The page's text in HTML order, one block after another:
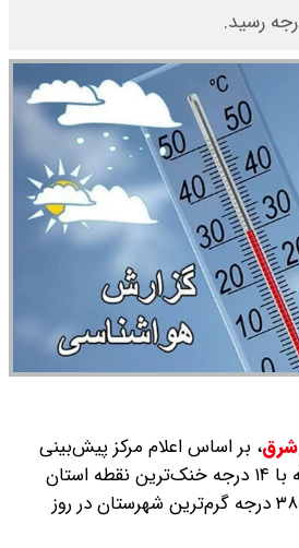
شرق، بر اساس اعلام مرکز پیش‌بینی
هواشناسی گلستان، کلاله با ۱۴ درجه خنک‌ترین نقطه استان
ثبت شد، آق‌قلا با دمای ۳۸ درجه گرم‌ترین شهرستان در روز